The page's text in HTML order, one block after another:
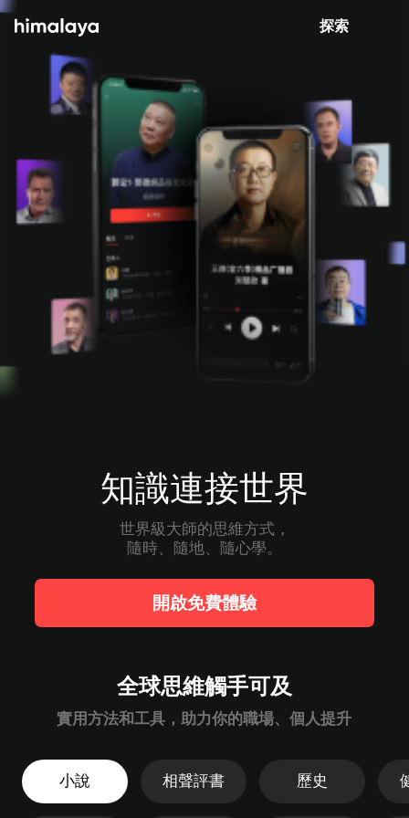
Himalaya-有聲書
4.8k 安裝
打開 App
知識連接世界
世界級大師的思維方式，
隨時、隨地、隨心學。
實用方法和工具，助力你的職場、個人提升